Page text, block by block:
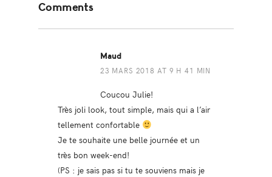
Interactions
Comments
Maud
23 MARS 2018 AT 9 H 41 MIN
Coucou Julie!
Très joli look, tout simple, mais qui a l’air
tellement confortable
Je te souhaite une belle journée et un
très bon week-end!
(PS : je sais pas si tu te souviens mais je